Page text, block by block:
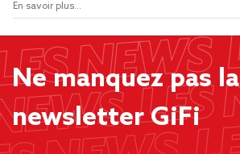
En savoir plus...
Ne manquez pas la
newsletter GiFi